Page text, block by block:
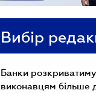
Вибір
Банки
виконавцям більше